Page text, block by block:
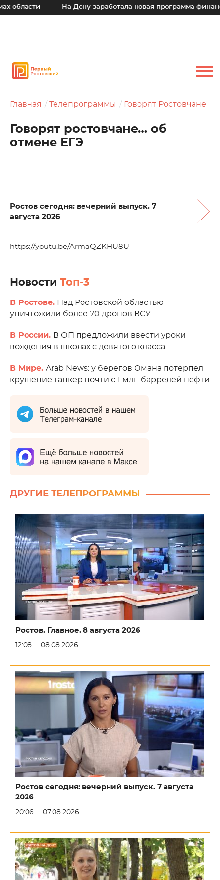
На Дону заработала новая программа финансовой
Главная Телепрограммы Говорят Ростовчане
Говорят ростовчане… об
отмене ЕГЭ
Ростов сегодня: вечерний выпуск. 7
августа 2026
https://youtu.be/ArmaQZKHU8U
Новости Топ-3
В Ростове. Над Ростовской областью
уничтожили более 70 дронов ВСУ
В России. В ОП предложили ввести уроки
вождения в школах с девятого класса
В Мире. Arab News: у берегов Омана потерпел
крушение танкер почти с 1 млн баррелей нефти
ДРУГИЕ ТЕЛЕПРОГРАММЫ
Ростов. Главное. 8 августа 2026
12:08 08.08.2026
Ростов сегодня: вечерний выпуск. 7 августа
2026
20:06 07.08.2026